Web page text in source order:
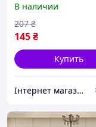
13234B-2
В наличии
145₴
207 ₴
Купить
Інтернет магазин Mobizoo